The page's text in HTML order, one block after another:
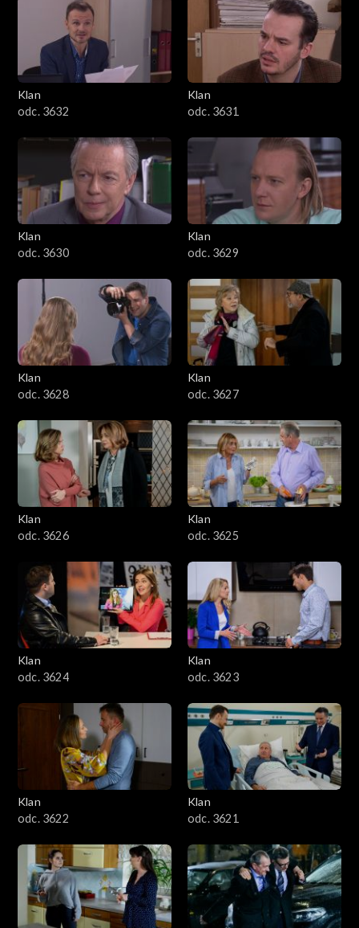
Klan
odc. 3632
Klan
odc. 3631
Klan
odc. 3630
Klan
odc. 3629
Klan
odc. 3628
Klan
odc. 3627
Klan
odc. 3626
Klan
odc. 3625
Klan
odc. 3624
Klan
odc. 3623
Klan
odc. 3622
Klan
odc. 3621